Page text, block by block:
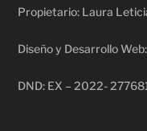
Propietario: Laura
Diseño y Desarrollo
DND: EX – 2022-